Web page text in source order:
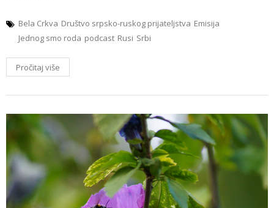
Bela Crkva Društvo srpsko-ruskog prijateljstva Emisija
Jednog smo roda podcast Rusi Srbi
Pročitaj više